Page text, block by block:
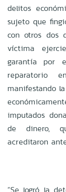
delitos
sujeto que
con otros dos
víctima
garantía por
reparatorio
manifestando
imputados
de dinero,
acreditaron
“Se logró la